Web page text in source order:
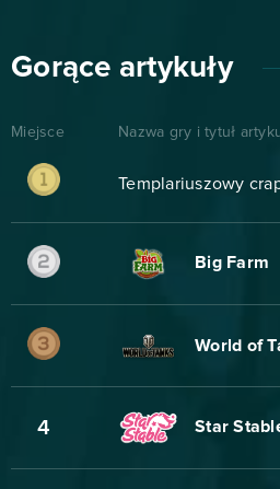
Gorące artykuły
Miejsce Nazwa gry i tytuł
Templariuszowy
Big Farm
World of
4 Star